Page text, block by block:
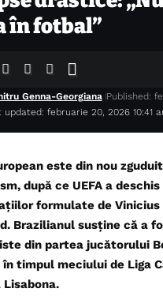
în fotbal”
updated: februarie 20, 2026 10:41
Genna-Georgiana Published:
este din nou
după ce UEFA a
formulate de
Brazilianul susține că a
din partea jucătorului
în timpul meciului de Liga